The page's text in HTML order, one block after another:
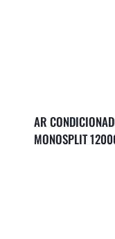
AR
MONOSPLIT